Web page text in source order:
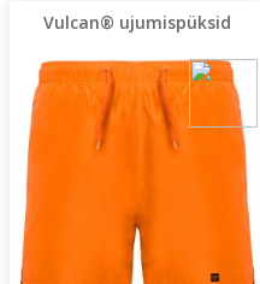
Vulcan® ujumispüksid